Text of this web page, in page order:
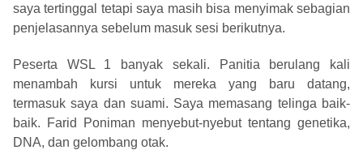
saya tertinggal tetapi saya masih bisa menyimak sebagian
penjelasannya sebelum masuk sesi berikutnya.
Peserta WSL 1 banyak sekali. Panitia berulang kali
menambah kursi untuk mereka yang baru datang,
termasuk saya dan suami. Saya memasang telinga baik-
baik. Farid Poniman menyebut-nyebut tentang genetika,
DNA, dan gelombang otak.